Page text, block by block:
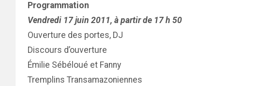
Programmation
Vendredi 17 juin 2011, à partir de 17 h 50
Ouverture des portes, DJ
Discours d’ouverture
Émilie Sébéloué et Fanny
Tremplins Transamazoniennes